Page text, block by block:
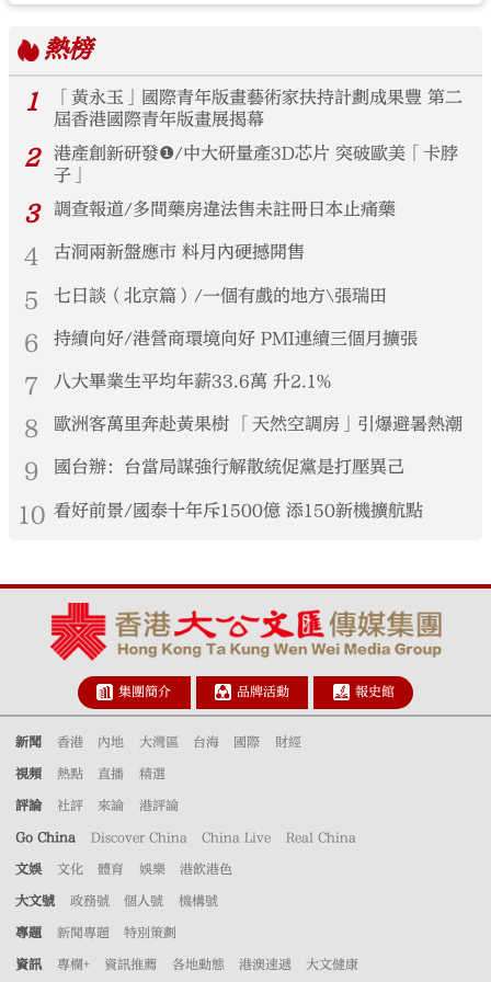
熱榜
1
「黃永玉」國際青年版畫藝術家扶持計劃成果豐 第二
屆香港國際青年版畫展揭幕
2
港產創新研發❶/中大研量產3D芯片 突破歐美「卡脖
子」
3 調查報道/多間藥房違法售未註冊日本止痛藥
4 古洞兩新盤應市 料月內硬撼開售
5 七日談（北京篇）/一個有戲的地方\張瑞田
6 持續向好/港營商環境向好 PMI連續三個月擴張
7 八大畢業生平均年薪33.6萬 升2.1%
8 歐洲客萬里奔赴黃果樹 「天然空調房」引爆避暑熱潮
9 國台辦：台當局謀強行解散統促黨是打壓異己
10 看好前景/國泰十年斥1500億 添150新機擴航點
集團簡介 品牌活動 報史館
新聞 香港 內地 大灣區 台海 國際 財經
視頻 熱點 直播 精選
評論 社評 來論 港評論
Go China Discover China China Live Real China
文娛 文化 體育 娛樂 港飲港色
大文號 政務號 個人號 機構號
專題 新聞專題 特別策劃
資訊 專欄+ 資訊推薦 各地動態 港澳速遞 大文健康